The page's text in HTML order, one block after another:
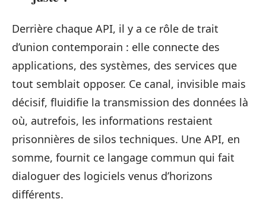
Derrière chaque API, il y a ce rôle de trait
d’union contemporain : elle connecte des
applications, des systèmes, des services que
tout semblait opposer. Ce canal, invisible mais
décisif, fluidifie la transmission des données là
où, autrefois, les informations restaient
prisonnières de silos techniques. Une API, en
somme, fournit ce langage commun qui fait
dialoguer des logiciels venus d’horizons
différents.